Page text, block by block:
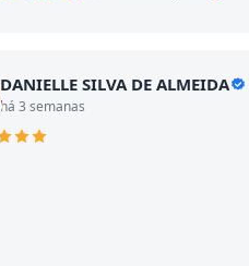
DANIELLE SILVA DE ALMEIDA
há 3 semanas